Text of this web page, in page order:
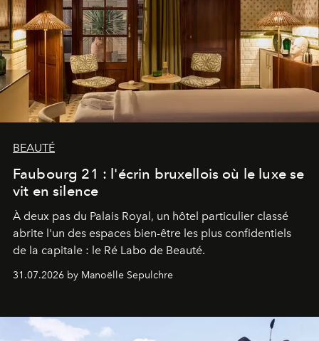
BEAUTÉ
Faubourg 21 : l'écrin bruxellois où le luxe se
vit en silence
À deux pas du Palais Royal, un hôtel particulier classé
abrite l'un des espaces bien-être les plus confidentiels
de la capitale : le Ré Labo de Beauté.
31.07.2026 by Manoëlle Sepulchre